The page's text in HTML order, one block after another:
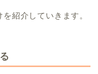
紹介していきます。